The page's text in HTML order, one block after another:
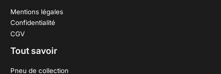
Mentions légales
Confidentialité
CGV
Tout savoir
Pneu de collection